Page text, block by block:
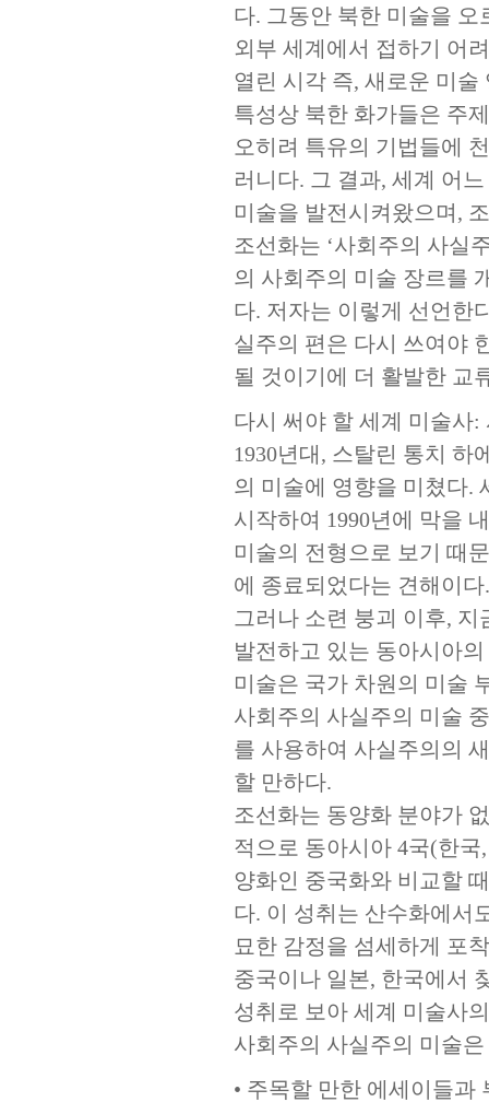
다. 그동안 북한 미술을
외부 세계에서 접하기 어
열린 시각 즉, 새로운 미
특성상 북한 화가들은 주
오히려 특유의 기법들에
러니다. 그 결과, 세계 어
미술을 발전시켜왔으며,
조선화는 ‘사회주의 사실
의 사회주의 미술 장르를
다. 저자는 이렇게 선언한
실주의 편은 다시 쓰여야
될 것이기에 더 활발한 교
다시 써야 할 세계 미술사
1930년대, 스탈린 통치 하
의 미술에 영향을 미쳤다.
시작하여 1990년에 막을
미술의 전형으로 보기 때
에 종료되었다는 견해이다.
그러나 소련 붕괴 이후,
발전하고 있는 동아시아
미술은 국가 차원의 미술
사회주의 사실주의 미술
를 사용하여 사실주의의
할 만하다.
조선화는 동양화 분야가
적으로 동아시아 4국(한
양화인 중국화와 비교할
다. 이 성취는 산수화에서
묘한 감정을 섬세하게 포
중국이나 일본, 한국에서
성취로 보아 세계 미술사
사회주의 사실주의 미술
• 주목할 만한 에세이들과